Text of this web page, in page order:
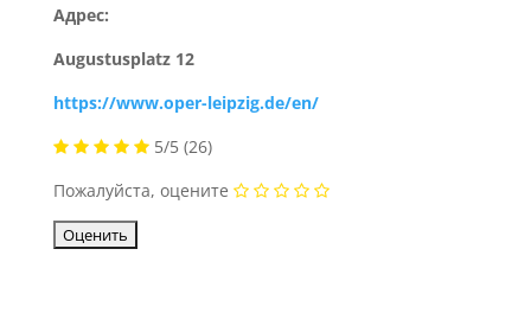
Адрес:
Augustusplatz 12
https://www.oper-leipzig.de/en/
5/5 (26)
Пожалуйста, оцените